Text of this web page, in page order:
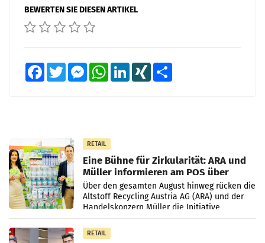
BEWERTEN SIE DIESEN ARTIKEL
FacebookTwitter MessengerWhatsAppLinkedInXING
RETAIL
Eine Bühne für Zirkularität: ARA und
Müller informieren am POS über
Kreislauffähigkeit
Über den gesamten August hinweg rücken die
Altstoff Recycling Austria AG (ARA) und der
Handelskonzern Müller die Initiative
„Kreislauf-Helden“ in allen österreichischen
Müller-Filialen
RETAIL